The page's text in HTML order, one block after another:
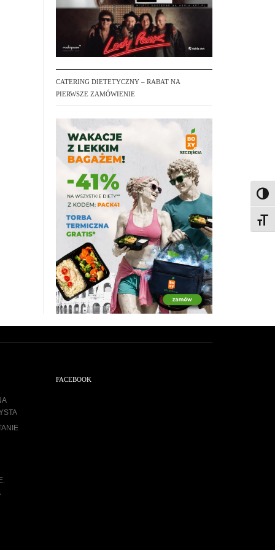
CATERING DIETETYCZNY – RABAT NA
PIERWSZE ZAMÓWIENIE
FACEBOOK